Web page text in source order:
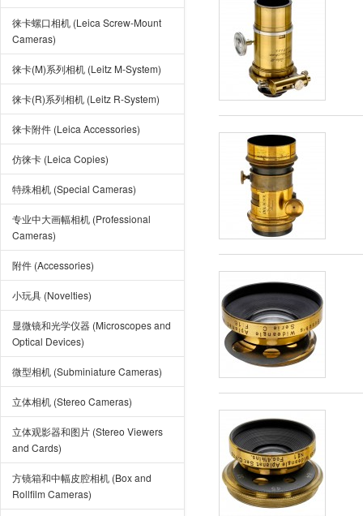
徕卡螺口相机 (Leica Screw-Mount
Cameras)
徕卡(M)系列相机 (Leitz M-System)
徕卡(R)系列相机 (Leitz R-System)
徕卡附件 (Leica Accessories)
仿徕卡 (Leica Copies)
特殊相机 (Special Cameras)
专业中大画幅相机 (Professional
Cameras)
附件 (Accessories)
小玩具 (Novelties)
显微镜和光学仪器 (Microscopes and
Optical Devices)
微型相机 (Subminiature Cameras)
立体相机 (Stereo Cameras)
立体观影器和图片 (Stereo Viewers
and Cards)
方镜箱和中幅皮腔相机 (Box and
Rollfilm Cameras)